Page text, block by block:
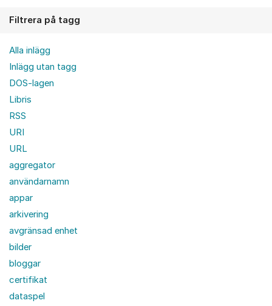
Filtrera på tagg
Alla inlägg
Inlägg utan tagg
DOS-lagen
Libris
RSS
URI
URL
aggregator
användarnamn
appar
arkivering
avgränsad enhet
bilder
bloggar
certifikat
dataspel